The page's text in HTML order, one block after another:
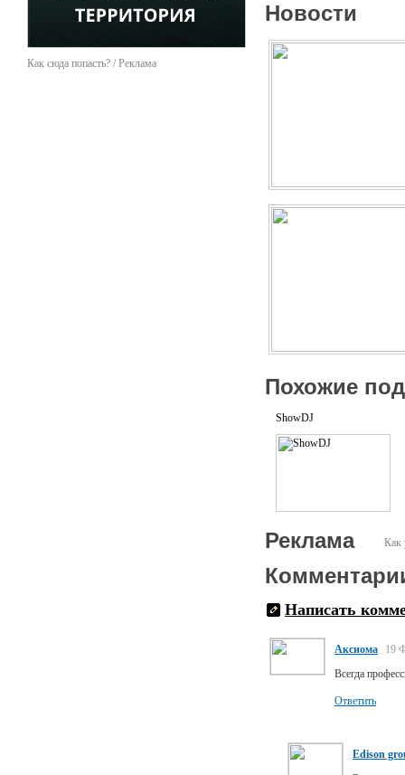
Как сюда попасть? / Реклама
Новости
Похожие
ShowDJ
Как
Реклама
Написать
Аксиома
19
Всегда
Ответить
Edison